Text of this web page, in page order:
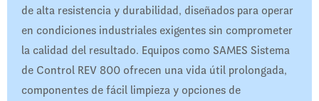
de alta resistencia y durabilidad, diseñados para operar
en condiciones industriales exigentes sin comprometer
la calidad del resultado. Equipos como SAMES Sistema
de Control REV 800 ofrecen una vida útil prolongada,
componentes de fácil limpieza y opciones de